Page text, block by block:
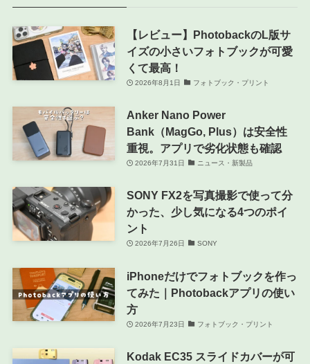
【レビュー】PhotobackのL版サ
イズの小さいフォトブックが可愛
くて最高！
2026年8月1日 フォトブック・プリント
Anker Nano Power
Bank（MagGo, Plus）は安全性
重視。アプリで劣化状態も確認
2026年7月31日 ニュース・新製品
SONY FX2を写真撮影で使って分
かった、少し気になる4つのポイ
ント
2026年7月26日 SONY
iPhoneだけでフォトブックを作っ
てみた｜Photobackアプリの使い
方
2026年7月23日 フォトブック・プリント
Kodak EC35 スライドカバーが可